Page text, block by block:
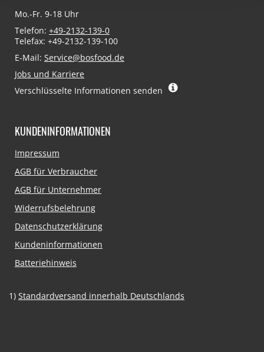
Mo.-Fr. 9-18 Uhr
Telefon: +49-2132-139-0
Telefax: +49-2132-139-100
E-Mail: Service@bosfood.de
Jobs und Karriere
Verschlüsselte Informationen senden
KUNDENINFORMATIONEN
Navigation
Impressum
AGB für Verbraucher
AGB für Unternehmer
Widerrufsbelehrung
Datenschutzerklärung
Kundeninformationen
Batteriehinweis
1) Standardversand innerhalb Deutschlands